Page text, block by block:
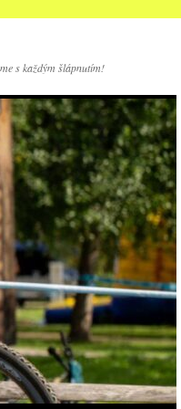
s každým šlápnutím!